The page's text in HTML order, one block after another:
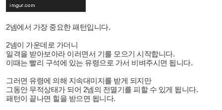
2넴에서 가장 중요한 패턴입니다.
2넴이 가운데로 가더니
일격을 받아보아라 이러면서 기를 모으기 시작합니다.
이때는 빨리 구석에 있는 유령으로 가서 비벼주시면 됩니다.
그러면 유령에 의해 지속대미지를 받게 되지만
그동안 무적상태가 되어 2넴의 전멸기를 피할 수 있게 됩니다.
패턴이 끝나면 힐을 받으면 됩니다.